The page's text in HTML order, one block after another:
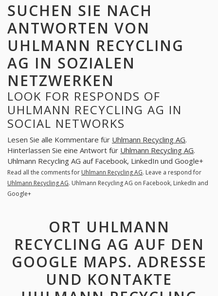
SUCHEN SIE NACH
ANTWORTEN VON
UHLMANN RECYCLING
AG IN SOZIALEN
NETZWERKEN
LOOK FOR RESPONDS OF
UHLMANN RECYCLING AG IN
SOCIAL NETWORKS
Lesen Sie alle Kommentare für Uhlmann Recycling AG.
Hinterlassen Sie eine Antwort für Uhlmann Recycling AG.
Uhlmann Recycling AG auf Facebook, LinkedIn und Google+
Read all the comments for Uhlmann Recycling AG. Leave a respond for
Uhlmann Recycling AG. Uhlmann Recycling AG on Facebook, LinkedIn and
Google+
ORT UHLMANN
RECYCLING AG AUF DEN
GOOGLE MAPS. ADRESSE
UND KONTAKTE